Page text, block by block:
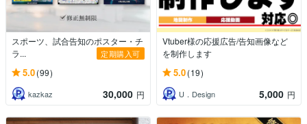
スポーツ、試合告知のポスター・チ
ラ...
定期購入可
5.0(99)
kazkaz 30,000 円
Vtuber様の応援広告/告知画像など
を制作します
5.0(19)
U．Design 5,000 円